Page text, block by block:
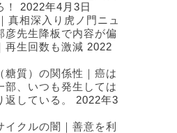
2022年4月3日
真相深入り虎ノ門ニュ
彦先生降板で内容が偏
再生回数も激減 2022
糖質）の関係性｜癌は
部、いつも発生しては
している。
2022年3
イクルの闇｜善意を利